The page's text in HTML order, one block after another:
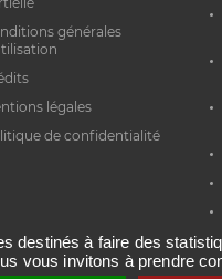
générales
légales
de confidentialité
destinés à faire des
vous invitons à prendre